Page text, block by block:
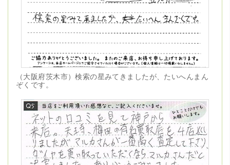
（大阪府茨木市）検索の星みてきましたが、たいへんまん
ぞくです。